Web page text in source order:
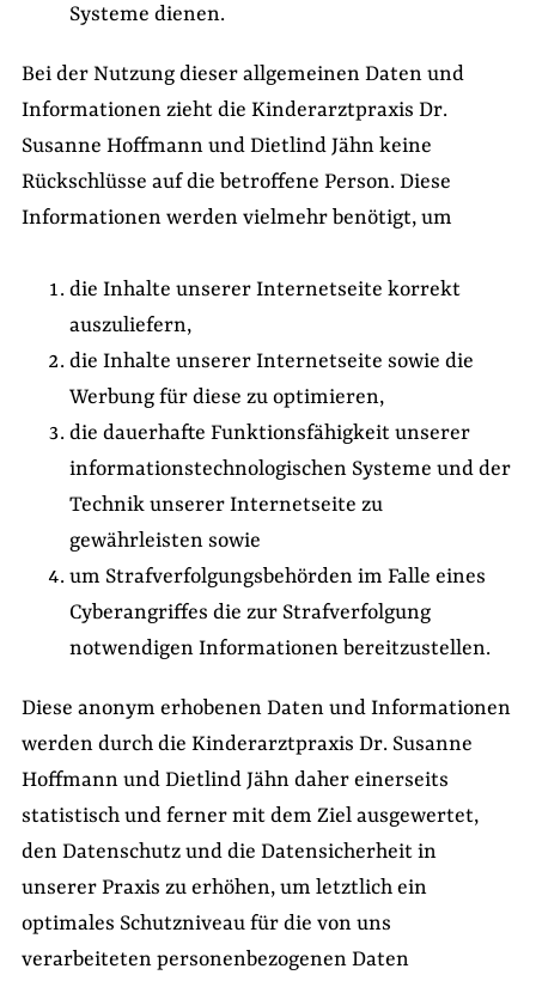
Systeme dienen.
Bei der Nutzung dieser allgemeinen Daten und
Informationen zieht die Kinderarztpraxis Dr.
Susanne Hoffmann und Dietlind Jähn keine
Rückschlüsse auf die betroffene Person. Diese
Informationen werden vielmehr benötigt, um
die Inhalte unserer Internetseite korrekt
auszuliefern,
die Inhalte unserer Internetseite sowie die
Werbung für diese zu optimieren,
die dauerhafte Funktionsfähigkeit unserer
informationstechnologischen Systeme und der
Technik unserer Internetseite zu
gewährleisten sowie
um Strafverfolgungsbehörden im Falle eines
Cyberangriffes die zur Strafverfolgung
notwendigen Informationen bereitzustellen.
Diese anonym erhobenen Daten und Informationen
werden durch die Kinderarztpraxis Dr. Susanne
Hoffmann und Dietlind Jähn daher einerseits
statistisch und ferner mit dem Ziel ausgewertet,
den Datenschutz und die Datensicherheit in
unserer Praxis zu erhöhen, um letztlich ein
optimales Schutzniveau für die von uns
verarbeiteten personenbezogenen Daten